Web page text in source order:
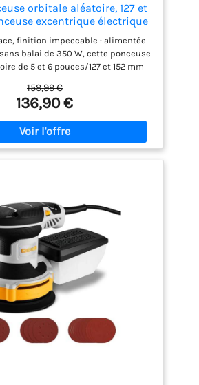
orbitale aléatoire, 127 et
excentrique électrique
350 W, 6 vitesses variables,
de verre, connecteur anti-
pour ponçage du bois
finition impeccable : alimentée
balai de 350 W, cette ponceuse
de 5 et 6 pouces/127 et 152 mm
élevée et une longue durée de
maximale de 10 000 tr/min et
d'orbite de 5 mm, elle assure
ponçage lisses et professionnels
Kit de ponçage complet : cette
est livrée avec des tampons de
grains, allant de 80 à 320,
effort à différentes surfaces telles
les murs, le mastic de voiture,
Contrôle de précision à 6 vitesses :
disponibles allant de 4 000 à 10 000
orbitale électrique s'adapte
avec précision et facilité. Que vous
des surfaces délicates nécessitant
ou que vous ayez besoin d'un
vitesse pour un retrait rapide du
ponceuse à main offre des résultats
159,99 €
136,90 €